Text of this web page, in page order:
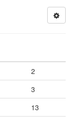
2
3
13